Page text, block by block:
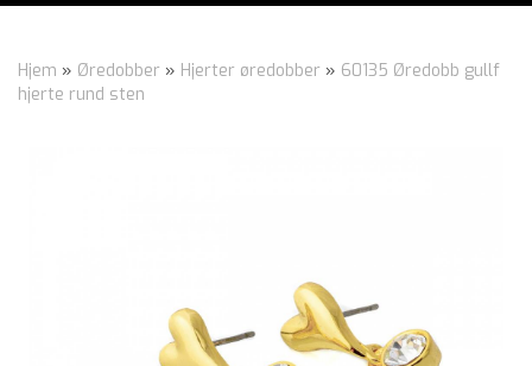
Hjem » Øredobber » Hjerter øredobber » 60135 Øredobb gullf
hjerte rund sten